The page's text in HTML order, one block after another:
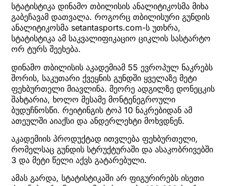
სტატისტიკა დინამო თბილისის ანალიტიკოსმა მიხა
გაბეჩავამ დათვალა. როგორც თბილისური გუნდის
ანალიტიკოსმა setantasports.com-ს უთხრა,
სტატისტიკა ამ საკვალიფიკაციო ციკლის სასტარტო
ორ ტურს შეეხება.
დინამო თბილისის აკადემიამ 55 ევროპულ ნაკრებს
შორის, საკუთარი ქვეყნის გუნდში ყველაზე მეტი
ფეხბურთელი მიავლინა. მეორე ადგილზე დონეცკის
შახტარია, ხოლო მესამე მონტენეგროული
ბუდუჩნოსწი. რეიტინგის ტოპ 10 ნაკრებიდან ამ
ათეულში აიაქსი და ანდერლეხტი მოხვდნენ.
აკადემიის პროდუქტად ითვლება ფეხბურთელი,
რომელსაც გუნდის სტრუქტურაში და ასაკობრივებში
3 და მეტი წელი აქვს გატარებული.
ამას გარდა, სტატისტიკაში არ ფიგურირებს ისეთი